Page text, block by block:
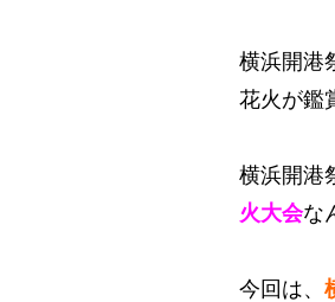
横浜開港
花火が鑑
横浜開港
火大会な
今回は、